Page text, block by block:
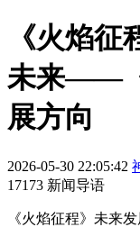
《火焰
未来——
展方向
2026-05-30 22:05:42
17173 新闻导语
《火焰征程》未来